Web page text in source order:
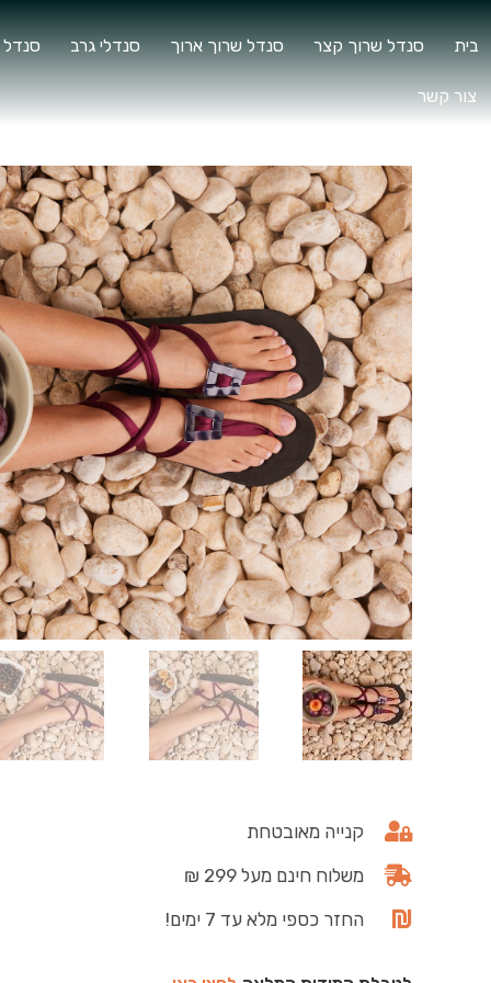
בית סנדל שרוך קצר סנדל שרוך ארוך סנדלי גרב
צור קשר
קנייה מאובטחת
משלוח חינם מעל 299 ₪
החזר כספי מלא עד 7 ימים!